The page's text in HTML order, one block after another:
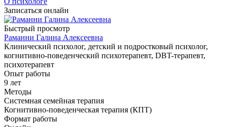
Записаться онлайн
Быстрый просмотр
Раманни Галина Алексеевна
Клинический психолог, детский и подростковый психолог,
когнитивно-поведенческий психотерапевт, DBT-терапевт,
психотерапевт
Опыт работы
9 лет
Методы
Системная семейная терапия
Когнитивно-поведенческая терапия (КПТ)
Формат работы